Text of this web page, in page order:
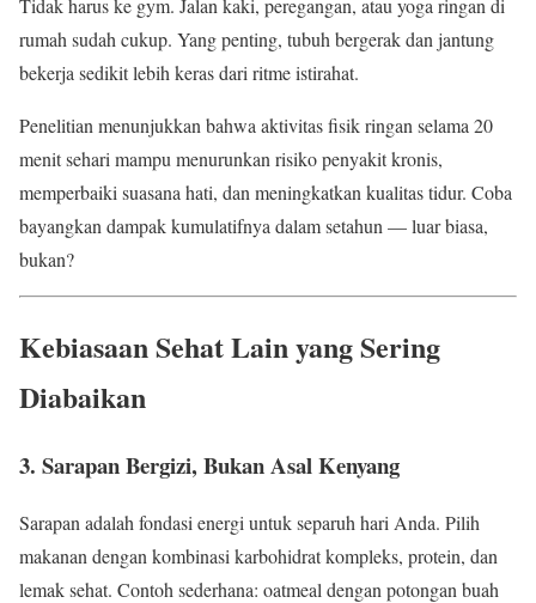
rumah sudah cukup. Yang penting, tubuh bergerak dan jantung
bekerja sedikit lebih keras dari ritme istirahat.
Penelitian menunjukkan bahwa aktivitas fisik ringan selama 20
menit sehari mampu menurunkan risiko penyakit kronis,
memperbaiki suasana hati, dan meningkatkan kualitas tidur. Coba
bayangkan dampak kumulatifnya dalam setahun — luar biasa,
bukan?
Kebiasaan Sehat Lain yang Sering
Diabaikan
3. Sarapan Bergizi, Bukan Asal Kenyang
Sarapan adalah fondasi energi untuk separuh hari Anda. Pilih
makanan dengan kombinasi karbohidrat kompleks, protein, dan
lemak sehat. Contoh sederhana: oatmeal dengan potongan buah